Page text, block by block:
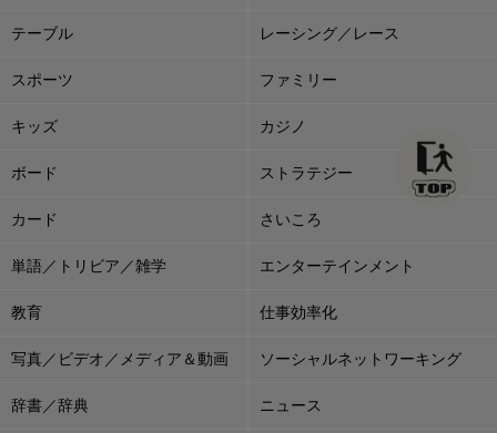
テーブル レーシング／レース
スポーツ ファミリー
キッズ カジノ
ボード ストラテジー
カード さいころ
単語／トリビア／雑学 エンターテインメント
教育 仕事効率化
写真／ビデオ／メディア＆動画 ソーシャルネットワーキング
辞書／辞典 ニュース